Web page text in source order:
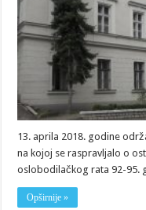
13. aprila 2018. godine
na kojoj se raspravljalo o
oslobodilačkog rata 92-95.
Opširnije »